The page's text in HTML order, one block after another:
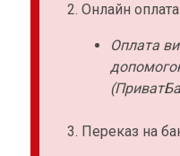
Онлайн
Оплата
Переказ на